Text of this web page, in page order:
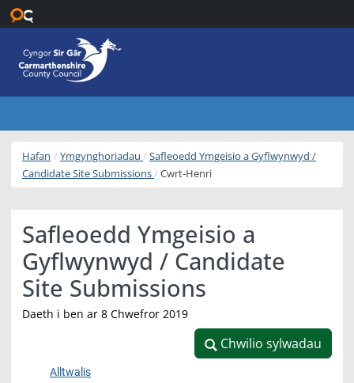
Hafan Ymgynghoriadau
Safleoedd Ymgeisio a Gyflwynwyd /
Candidate Site Submissions
Cwrt-Henri
Safleoedd Ymgeisio a
Gyflwynwyd / Candidate
Site Submissions
Daeth i ben ar 8 Chwefror 2019
Chwilio sylwadau
Chwilio sylwadau
Alltwalis